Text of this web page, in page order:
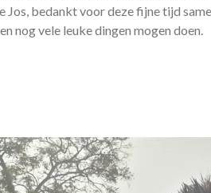
Jos, bedankt voor deze fijne tijd
nog vele leuke dingen mogen doen.